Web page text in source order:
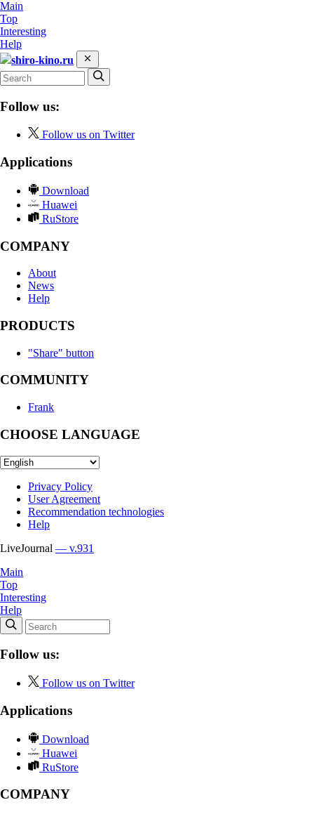
Main
Top
Interesting
Help
shiro-kino.ru
Follow us:
Follow us on Twitter
Applications
Download
Huawei
RuStore
COMPANY
About
News
Help
PRODUCTS
"Share" button
COMMUNITY
Frank
CHOOSE LANGUAGE
Privacy Policy
User Agreement
Recommendation technologies
Help
LiveJournal — v.931
Main
Top
Interesting
Help
Follow us:
Follow us on Twitter
Applications
Download
Huawei
RuStore
COMPANY